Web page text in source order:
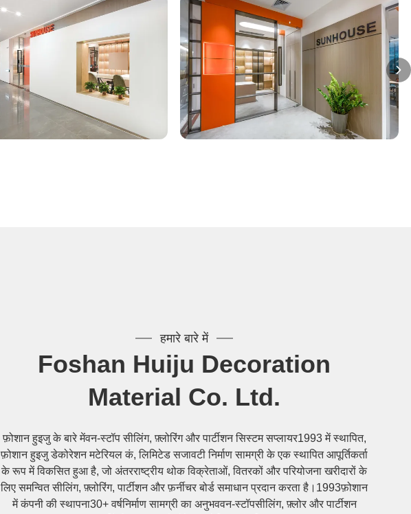
हमारे बारे में
Foshan Huiju Decoration
Material Co. Ltd.
फ़ोशान हुइजु के बारे मेंवन-स्टॉप सीलिंग, फ़्लोरिंग और पार्टीशन सिस्टम सप्लायर1993 में स्थापित,
फ़ोशान हुइजु डेकोरेशन मटेरियल कं, लिमिटेड सजावटी निर्माण सामग्री के एक स्थापित आपूर्तिकर्ता
के रूप में विकसित हुआ है, जो अंतरराष्ट्रीय थोक विक्रेताओं, वितरकों और परियोजना खरीदारों के
लिए समन्वित सीलिंग, फ़्लोरिंग, पार्टीशन और फ़र्नीचर बोर्ड समाधान प्रदान करता है।1993फ़ोशान
में कंपनी की स्थापना30+ वर्षनिर्माण सामग्री का अनुभववन-स्टॉपसीलिंग, फ़्लोर और पार्टीशन